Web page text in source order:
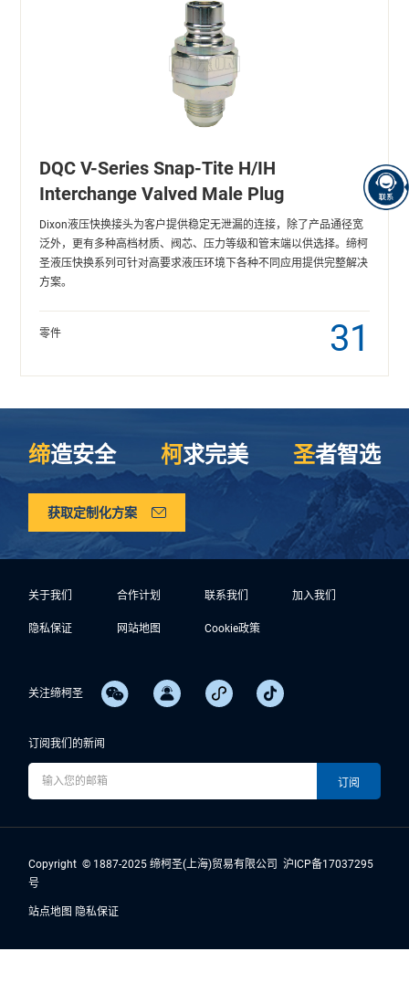
DQC V-Series Snap-Tite H/IH
Interchange Valved Male Plug
Dixon液压快换接头为客户提供稳定无泄漏的连接，除了产品通径宽
泛外，更有多种高档材质、阀芯、压力等级和管末端以供选择。缔柯
圣液压快换系列可针对高要求液压环境下各种不同应用提供完整解决
方案。
零件 31
缔造安全 柯求完美 圣者智选
获取定制化方案
关于我们 合作计划 联系我们 加入我们
隐私保证 网站地图 Cookie政策
关注缔柯圣
订阅我们的新闻
Copyright © 1887-2025 缔柯圣(上海)贸易有限公司沪ICP备17037295
号
站点地图 隐私保证